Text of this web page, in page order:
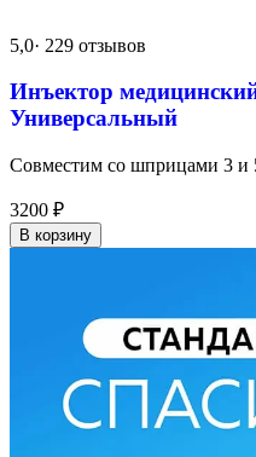
5,0· 229 отзывов
Инъектор
Универсальный
Совместим со шприцами 3
3200 ₽
В корзину